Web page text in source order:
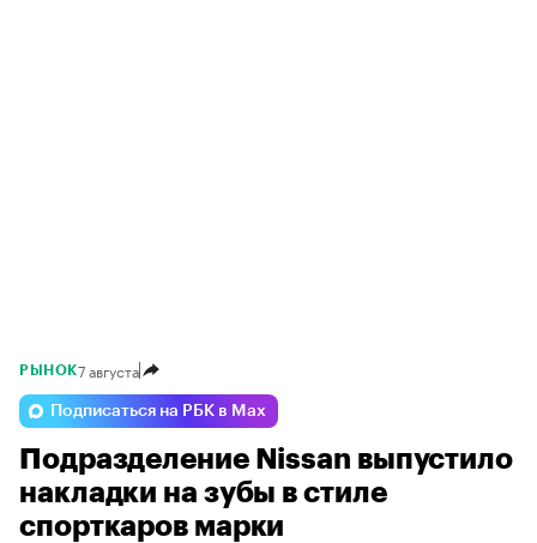
РЫНОК7 августа
Подписаться на РБК в Max
Подразделение Nissan выпустило
накладки на зубы в стиле
спорткаров марки